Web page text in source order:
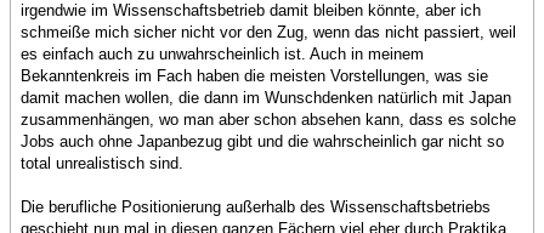
irgendwie im Wissenschaftsbetrieb damit bleiben könnte, aber ich
schmeiße mich sicher nicht vor den Zug, wenn das nicht passiert, weil
es einfach auch zu unwahrscheinlich ist. Auch in meinem
Bekanntenkreis im Fach haben die meisten Vorstellungen, was sie
damit machen wollen, die dann im Wunschdenken natürlich mit Japan
zusammenhängen, wo man aber schon absehen kann, dass es solche
Jobs auch ohne Japanbezug gibt und die wahrscheinlich gar nicht so
total unrealistisch sind.
Die berufliche Positionierung außerhalb des Wissenschaftsbetriebs
geschieht nun mal in diesen ganzen Fächern viel eher durch Praktika